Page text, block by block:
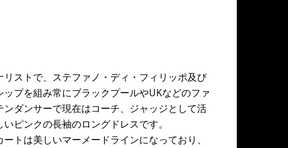
ストで、ステファノ・ディ・フィリッポ及び
プを組み常にブラックプールやUKなどのファ
ダンサーで現在はコーチ、ジャッジとして活
ピンクの長袖のロングドレスです。
トは美しいマーメードラインになっており、